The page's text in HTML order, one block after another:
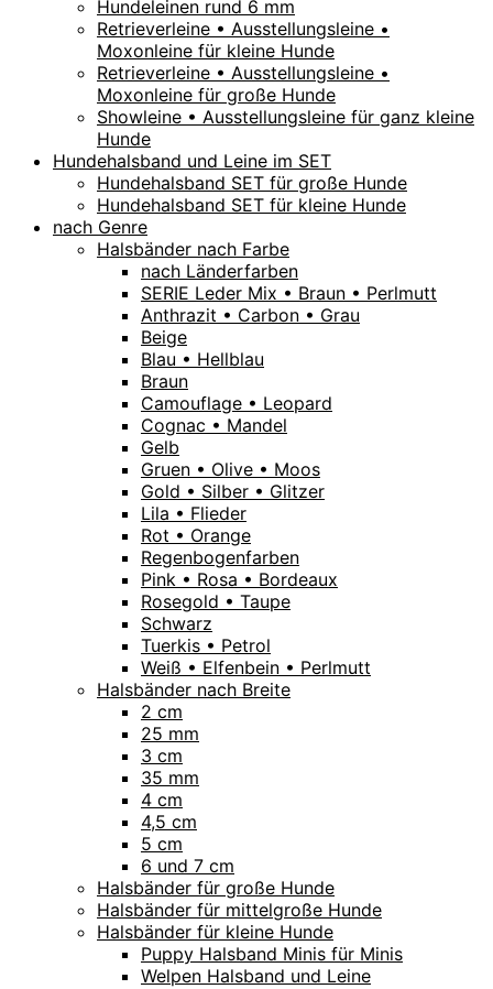
Hundeleinen rund 6 mm
Retrieverleine • Ausstellungsleine •
Moxonleine für kleine Hunde
Retrieverleine • Ausstellungsleine •
Moxonleine für große Hunde
Showleine • Ausstellungsleine für ganz kleine
Hunde
Hundehalsband und Leine im SET
Hundehalsband SET für große Hunde
Hundehalsband SET für kleine Hunde
nach Genre
Halsbänder nach Farbe
nach Länderfarben
SERIE Leder Mix • Braun • Perlmutt
Anthrazit • Carbon • Grau
Beige
Blau • Hellblau
Braun
Camouflage • Leopard
Cognac • Mandel
Gelb
Gruen • Olive • Moos
Gold • Silber • Glitzer
Lila • Flieder
Rot • Orange
Regenbogenfarben
Pink • Rosa • Bordeaux
Rosegold • Taupe
Schwarz
Tuerkis • Petrol
Weiß • Elfenbein • Perlmutt
Halsbänder nach Breite
2 cm
25 mm
3 cm
35 mm
4 cm
4,5 cm
5 cm
6 und 7 cm
Halsbänder für große Hunde
Halsbänder für mittelgroße Hunde
Halsbänder für kleine Hunde
Puppy Halsband Minis für Minis
Welpen Halsband und Leine